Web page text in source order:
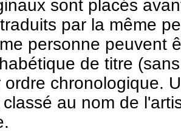
sont placés
par la même
personne peuvent
de titre
ordre chronologique.
classé au nom de